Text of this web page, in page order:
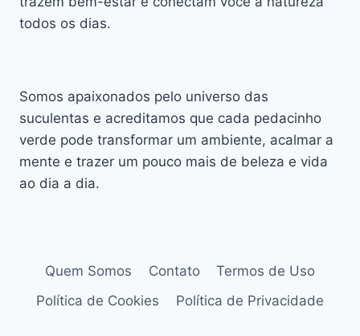
todos os dias.
Somos apaixonados pelo universo das
suculentas e acreditamos que cada pedacinho
verde pode transformar um ambiente, acalmar a
mente e trazer um pouco mais de beleza e vida
ao dia a dia.
Quem Somos Contato
Termos de Uso
Política de Cookies
Política de Privacidade